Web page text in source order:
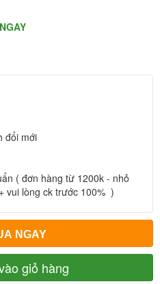
đổi mới
( đơn hàng từ 1200k - nhỏ
vui lòng ck trước 100% )
NGAY
giỏ hàng